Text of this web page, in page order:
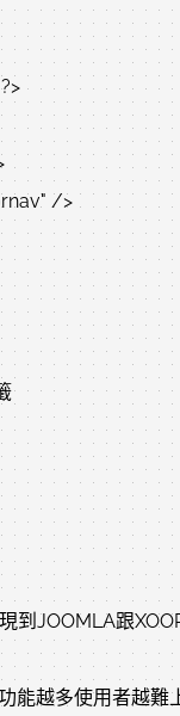
/>
到JOOMLA跟
能越多使用者越難